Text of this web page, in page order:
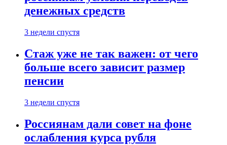
денежных средств
3 недели спустя
Стаж уже не так важен: от чего
больше всего зависит размер
пенсии
3 недели спустя
Россиянам дали совет на фоне
ослабления курса рубля